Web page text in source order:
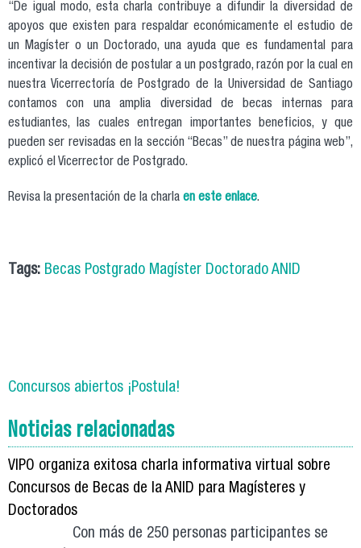
“De igual modo, esta charla contribuye a difundir la diversidad de
apoyos que existen para respaldar económicamente el estudio de
un Magíster o un Doctorado, una ayuda que es fundamental para
incentivar la decisión de postular a un postgrado, razón por la cual en
nuestra Vicerrectoría de Postgrado de la Universidad de Santiago
contamos con una amplia diversidad de becas internas para
estudiantes, las cuales entregan importantes beneficios, y que
pueden ser revisadas en la sección “Becas” de nuestra página web”,
explicó el Vicerrector de Postgrado.
Revisa la presentación de la charla en este enlace.
Tags: Becas Postgrado Magíster Doctorado ANID
Concursos abiertos ¡Postula!
Noticias relacionadas
VIPO organiza exitosa charla informativa virtual sobre
Concursos de Becas de la ANID para Magísteres y
Doctorados
Con más de 250 personas participantes se